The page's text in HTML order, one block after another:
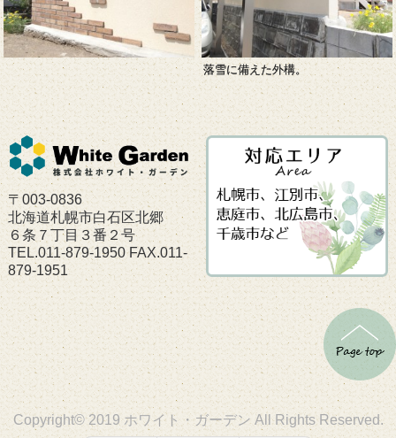
落雪に備えた外構。
〒003-0836
北海道札幌市白石区北郷
６条７丁目３番２号
TEL.011-879-1950 FAX.011-
879-1951
Copyright© 2019 ホワイト・ガーデン All Rights Reserved.